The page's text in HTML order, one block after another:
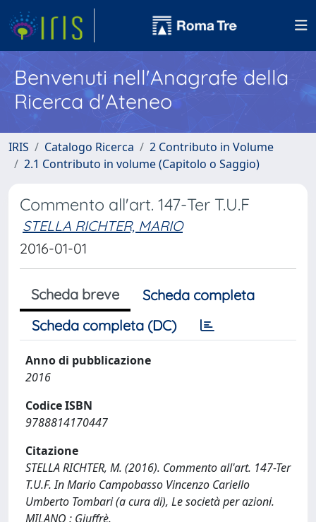
Benvenuti nell'Anagrafe della
Ricerca d'Ateneo
IRIS Catalogo Ricerca
2 Contributo in Volume
2.1 Contributo in volume (Capitolo o Saggio)
Commento all'art. 147-Ter T.U.F
STELLA RICHTER, MARIO
2016-01-01
Scheda breve
Scheda completa
Scheda completa (DC)
Anno di pubblicazione
2016
Codice ISBN
9788814170447
Citazione
STELLA RICHTER, M. (2016). Commento all'art. 147-Ter
T.U.F. In Mario Campobasso Vincenzo Cariello
Umberto Tombari (a cura di), Le società per azioni.
MILANO : Giuffrè.